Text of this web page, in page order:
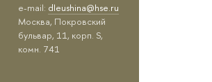
e-mail: dleushina@hse.ru
Москва, Покровский
бульвар, 11, корп. S,
комн. 741